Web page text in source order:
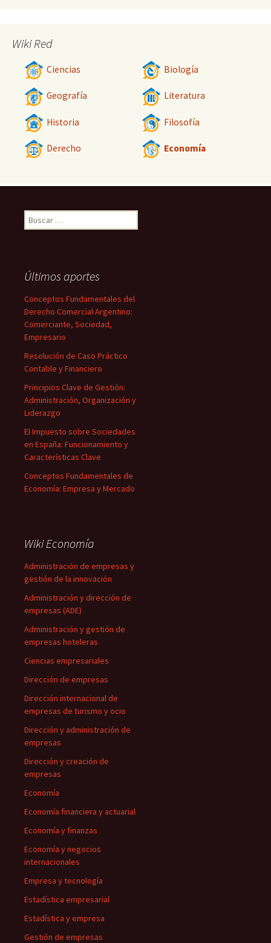
Wiki Red
Ciencias Biología
Geografía Literatura
Historia Filosofía
Derecho Economía
Buscar:
Últimos aportes
Conceptos Fundamentales del
Derecho Comercial Argentino:
Comerciante, Sociedad,
Empresario
Resolución de Caso Práctico
Contable y Financiero
Principios Clave de Gestión:
Administración, Organización y
Liderazgo
El Impuesto sobre Sociedades
en España: Funcionamiento y
Características Clave
Conceptos Fundamentales de
Economía: Empresa y Mercado
Wiki Economía
Administración de empresas y
gestión de la innovación
Administración y dirección de
empresas (ADE)
Administración y gestión de
empresas hoteleras
Ciencias empresariales
Dirección de empresas
Dirección internacional de
empresas de turismo y ocio
Dirección y administración de
empresas
Dirección y creación de
empresas
Economía
Economía financiera y actuarial
Economía y finanzas
Economía y negocios
internacionales
Empresa y tecnología
Estadística empresarial
Estadística y empresa
Gestión de empresas